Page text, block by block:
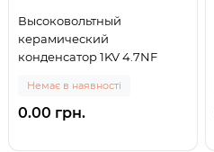
Высоковольтный
керамический
конденсатор 1KV 4.7NF
Немає в наявності
0.00 грн.